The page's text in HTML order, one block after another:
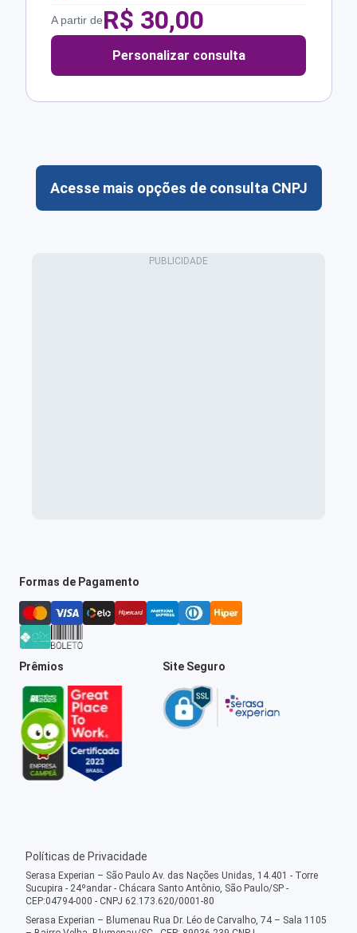
A partir deR$ 30,00
Personalizar consulta
Acesse mais opções de consulta CNPJ
Formas de Pagamento
Prêmios Site Seguro
Políticas de Privacidade
Serasa Experian – São Paulo Av. das Nações Unidas, 14.401 - Torre
Sucupira - 24ºandar - Chácara Santo Antônio, São Paulo/SP -
CEP:04794-000 - CNPJ 62.173.620/0001-80
Serasa Experian – Blumenau Rua Dr. Léo de Carvalho, 74 – Sala 1105